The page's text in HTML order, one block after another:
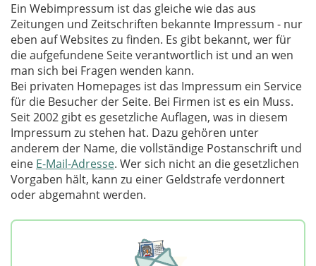
Ein Webimpressum ist das gleiche wie das aus
Zeitungen und Zeitschriften bekannte Impressum - nur
eben auf Websites zu finden. Es gibt bekannt, wer für
die aufgefundene Seite verantwortlich ist und an wen
man sich bei Fragen wenden kann.
Bei privaten Homepages ist das Impressum ein Service
für die Besucher der Seite. Bei Firmen ist es ein Muss.
Seit 2002 gibt es gesetzliche Auflagen, was in diesem
Impressum zu stehen hat. Dazu gehören unter
anderem der Name, die vollständige Postanschrift und
eine E-Mail-Adresse. Wer sich nicht an die gesetzlichen
Vorgaben hält, kann zu einer Geldstrafe verdonnert
oder abgemahnt werden.